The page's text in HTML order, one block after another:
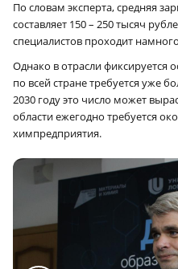
По словам эксперта, средняя
составляет 150 – 250 тысяч
специалистов проходит
Однако в отрасли фиксируется
по всей стране требуется уже
2030 году это число может
области ежегодно требуется
химпредприятия.